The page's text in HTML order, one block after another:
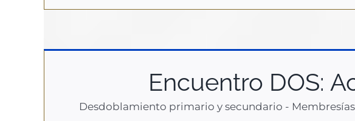
Encuentro DOS:
Desdoblamiento primario y secundario -